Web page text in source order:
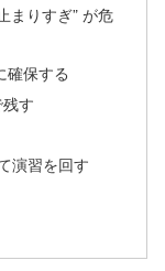
まりすぎ” が危
確保する
す
演習を回す